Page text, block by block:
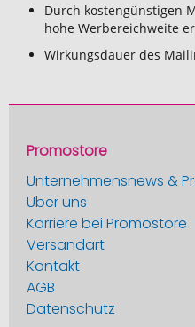
Durch kostengünstigen
hohe Werbereichweite
Wirkungsdauer des
Promostore
Unternehmensnews &
Über uns
Karriere bei Promostore
Versandart
Kontakt
AGB
Datenschutz